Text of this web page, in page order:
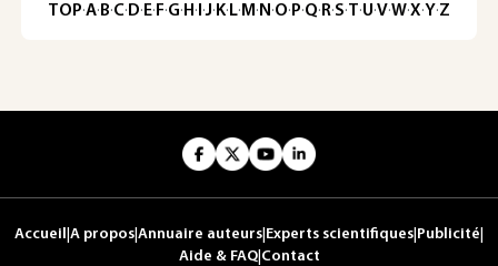
TOP·A·B·C· D· E· F·G· H · ·J· K· L· M · N ·O· P·Q· R·S·T·U·V·W·X·Y·Z
Accueil A propos Annuaire auteurs Experts scientifiques Publicité
Aide & FAQ| Contact